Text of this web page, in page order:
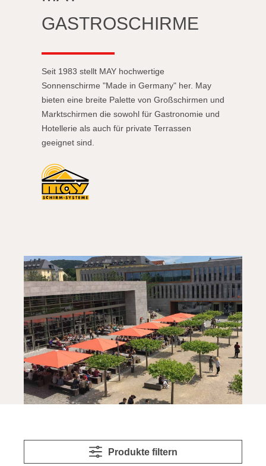
GASTROSCHIRME
Seit 1983 stellt MAY hochwertige
Sonnenschirme "Made in Germany" her. May
bieten eine breite Palette von Großschirmen und
Marktschirmen die sowohl für Gastronomie und
Hotellerie als auch für private Terrassen
geeignet sind.
Produkte filtern